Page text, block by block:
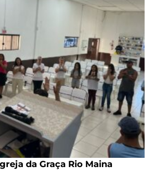
da Graça Rio Maina